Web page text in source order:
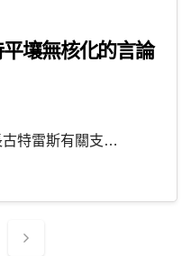
壤無核化的言論
古特雷斯有關支…